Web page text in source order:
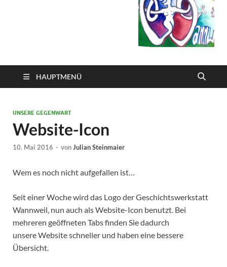
HAUPTMENÜ
UNSERE GEGENWART
Website-Icon
10. Mai 2016 - vonJulian Steinmaier
Wem es noch nicht aufgefallen ist…
Seit einer Woche wird das Logo der Geschichtswerkstatt
Wannweil, nun auch als Website-Icon benutzt. Bei
mehreren geöffneten Tabs finden Sie dadurch
unsere Website schneller und haben eine bessere
Übersicht.